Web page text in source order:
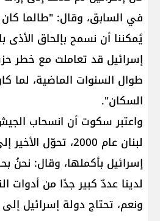
في السابق، وقال: "طالما كان
يُمكننا أن نسمح بإلحاق الأذى
إسرائيل قد تعاملت مع خطر
طوال السنوات الماضية، لما
السكان".
واعتبر سكوت أن انسحاب
لبنان عام 2000، تحوّل
إسرائيل بأكملها، وقال: نحنُ
لدينا عددٌ كبير جدًا من أدوات
ونعم، تحتاج دولة إسرائيل